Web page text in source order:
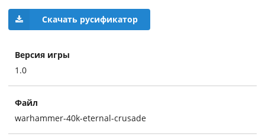
Скачать русификатор
Версия игры
1.0
Файл
warhammer-40k-eternal-crusade